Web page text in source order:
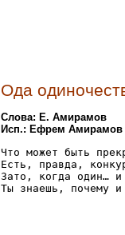
Ода
Слова: Е. Амирамов
Исп.: Ефрем Амирамов
Что может быть
Есть, правда,
Зато, когда один…